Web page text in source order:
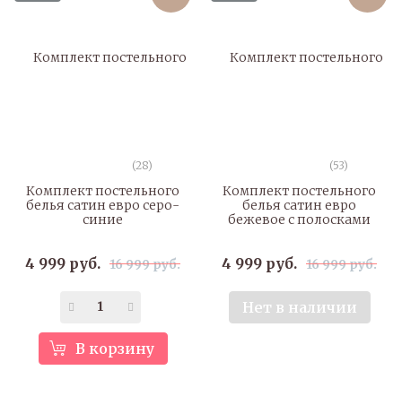
(28)
Комплект постельного
белья сатин евро серо-
синие
4 999 руб. 16 999 руб.
В корзину
(53)
Комплект постельного
белья сатин евро
бежевое с полосками
4 999 руб. 16 999 руб.
Нет в наличии